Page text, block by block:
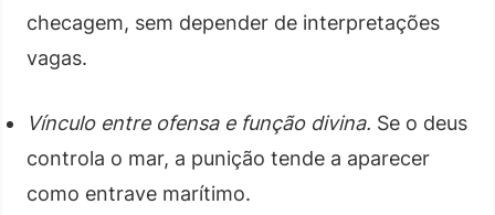
checagem, sem depender de interpretações
vagas.
Vínculo entre ofensa e função divina. Se o deus
controla o mar, a punição tende a aparecer
como entrave marítimo.